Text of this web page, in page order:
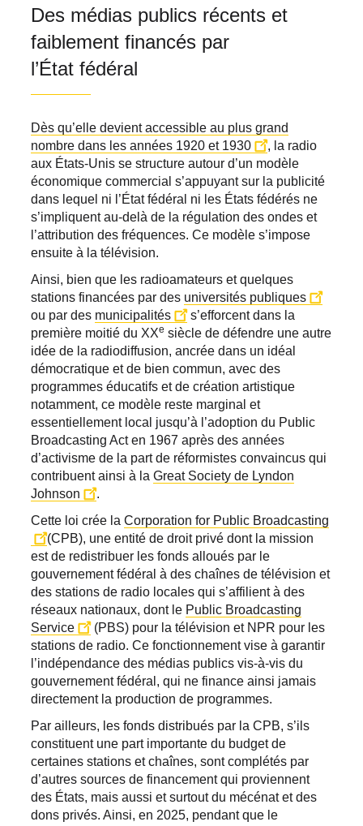
Des médias publics récents et
faiblement financés par
l’État fédéral
Dès qu’elle devient accessible au plus grand
nombre dans les années 1920 et 1930
, la radio
aux États-Unis se structure autour d’un modèle
économique commercial s’appuyant sur la publicité
dans lequel ni l’État fédéral ni les États fédérés ne
s’impliquent au-delà de la régulation des ondes et
l’attribution des fréquences. Ce modèle s’impose
ensuite à la télévision.
Ainsi, bien que les radioamateurs et quelques
stations financées par des universités publiques
ou par des municipalités
s’efforcent dans la
première moitié du XXe siècle de défendre une autre
idée de la radiodiffusion, ancrée dans un idéal
démocratique et de bien commun, avec des
programmes éducatifs et de création artistique
notamment, ce modèle reste marginal et
essentiellement local jusqu’à l’adoption du Public
Broadcasting Act en 1967 après des années
d’activisme de la part de réformistes convaincus qui
contribuent ainsi à la Great Society de Lyndon
Johnson
.
Cette loi crée la Corporation for Public Broadcasting
(CPB), une entité de droit privé dont la mission
est de redistribuer les fonds alloués par le
gouvernement fédéral à des chaînes de télévision et
des stations de radio locales qui s’affilient à des
réseaux nationaux, dont le Public Broadcasting
Service
(PBS) pour la télévision et NPR pour les
stations de radio. Ce fonctionnement vise à garantir
l’indépendance des médias publics vis-à-vis du
gouvernement fédéral, qui ne finance ainsi jamais
directement la production de programmes.
Par ailleurs, les fonds distribués par la CPB, s’ils
constituent une part importante du budget de
certaines stations et chaînes, sont complétés par
d’autres sources de financement qui proviennent
des États, mais aussi et surtout du mécénat et des
dons privés. Ainsi, en 2025, pendant que le